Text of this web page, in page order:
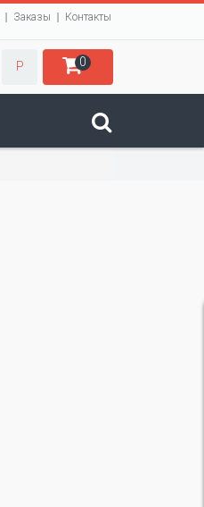
Заказы Контакты
Р 0